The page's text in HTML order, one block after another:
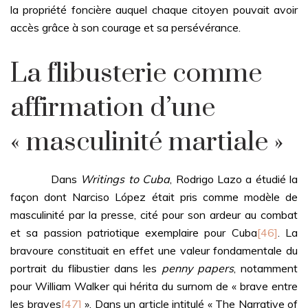
la propriété foncière auquel chaque citoyen pouvait avoir
accès grâce à son courage et sa persévérance.
La flibusterie comme
affirmation d’une
« masculinité martiale »
Dans Writings to Cuba, Rodrigo Lazo a étudié la
façon dont Narciso López était pris comme modèle de
masculinité par la presse, cité pour son ardeur au combat
et sa passion patriotique exemplaire pour Cuba[46]. La
bravoure constituait en effet une valeur fondamentale du
portrait du flibustier dans les penny papers, notamment
pour William Walker qui hérita du surnom de « brave entre
les braves[47] ». Dans un article intitulé « The Narrative of